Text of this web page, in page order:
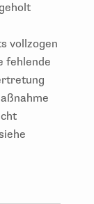
vollzogen
fehlende